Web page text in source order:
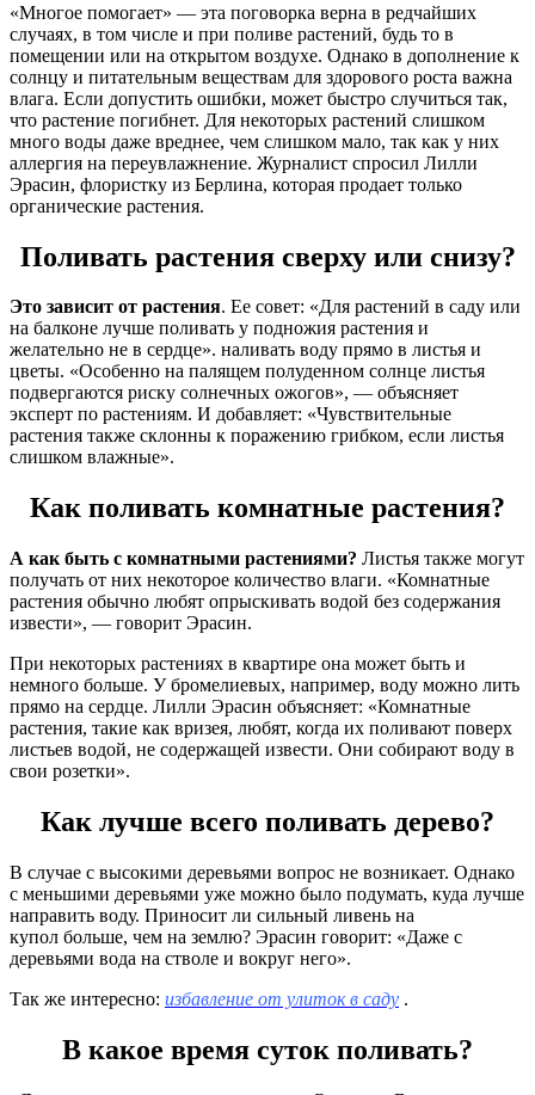
«Многое помогает» — эта поговорка верна в редчайших
случаях, в том числе и при поливе растений, будь то в
помещении или на открытом воздухе. Однако в дополнение к
солнцу и питательным веществам для здорового роста важна
влага. Если допустить ошибки, может быстро случиться так,
что растение погибнет. Для некоторых растений слишком
много воды даже вреднее, чем слишком мало, так как у них
аллергия на переувлажнение. Журналист спросил Лилли
Эрасин, флористку из Берлина, которая продает только
органические растения.
Поливать растения сверху или снизу?
Это зависит от растения. Ее совет: «Для растений в саду или
на балконе лучше поливать у подножия растения и
желательно не в сердце». наливать воду прямо в листья и
цветы. «Особенно на палящем полуденном солнце листья
подвергаются риску солнечных ожогов», — объясняет
эксперт по растениям. И добавляет: «Чувствительные
растения также склонны к поражению грибком, если листья
слишком влажные».
Как поливать комнатные растения?
А как быть с комнатными растениями? Листья также могут
получать от них некоторое количество влаги. «Комнатные
растения обычно любят опрыскивать водой без содержания
извести», — говорит Эрасин.
При некоторых растениях в квартире она может быть и
немного больше. У бромелиевых, например, воду можно лить
прямо на сердце. Лилли Эрасин объясняет: «Комнатные
растения, такие как вризея, любят, когда их поливают поверх
листьев водой, не содержащей извести. Они собирают воду в
свои розетки».
Как лучше всего поливать дерево?
В случае с высокими деревьями вопрос не возникает. Однако
с меньшими деревьями уже можно было подумать, куда лучше
направить воду. Приносит ли сильный ливень на
купол больше, чем на землю? Эрасин говорит: «Даже с
деревьями вода на стволе и вокруг него».
Так же интересно: избавление от улиток в саду .
В какое время суток поливать?